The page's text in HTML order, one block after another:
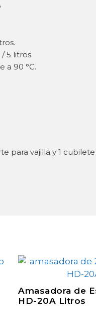
5 litros.
a 90 °C.
para vajilla y 1
Amasadora de
HD-20A Litros